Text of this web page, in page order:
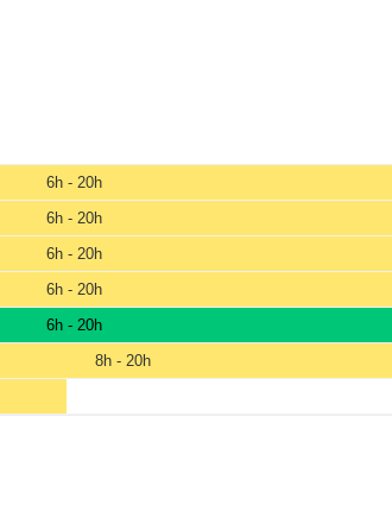
6h - 20h
6h - 20h
6h - 20h
6h - 20h
6h - 20h
8h - 20h